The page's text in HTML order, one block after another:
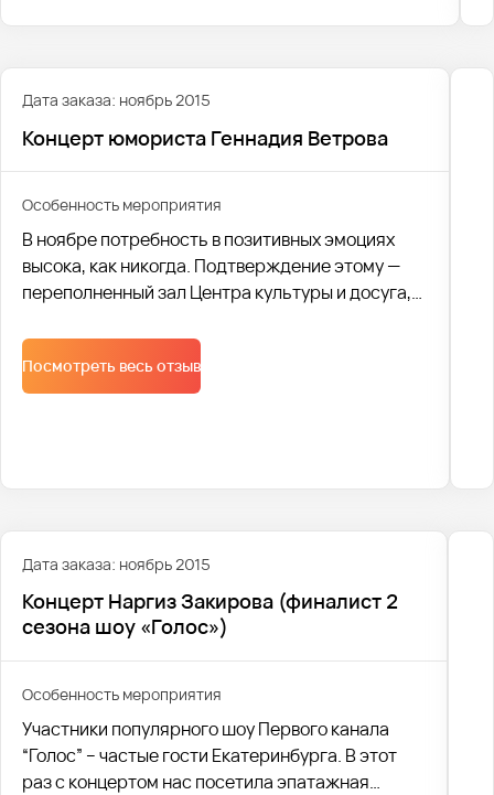
Дата заказа: ноябрь 2015
Концерт юмориста Геннадия Ветрова
Особенность мероприятия
В ноябре потребность в позитивных эмоциях
высока, как никогда. Подтверждение этому —
переполненный зал Центра культуры и досуга,
Ветрова.
Посмотреть весь отзыв
Дата заказа: ноябрь 2015
Концерт Наргиз Закирова (финалист 2
сезона шоу «Голос»)
Особенность мероприятия
Участники популярного шоу Первого канала
“Голос” – частые гости Екатеринбурга. В этот
раз с концертом нас посетила эпатажная